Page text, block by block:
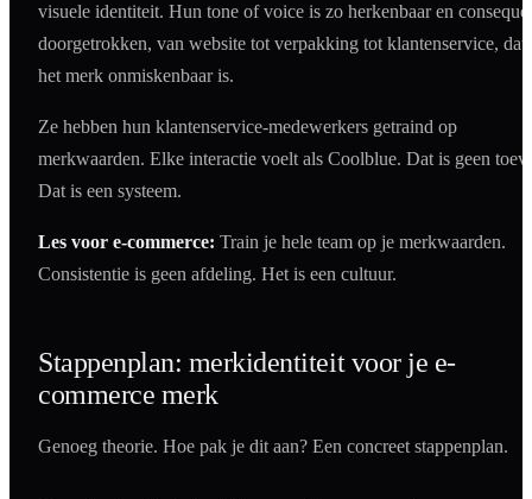
visuele identiteit. Hun tone of voice is zo herkenbaar en
doorgetrokken, van website tot verpakking tot klantenservice, dat
het merk onmiskenbaar is.
Ze hebben hun klantenservice-medewerkers getraind op
merkwaarden. Elke interactie voelt als Coolblue. Dat is geen
Dat is een systeem.
Les voor e-commerce: Train je hele team op je merkwaarden.
Consistentie is geen afdeling. Het is een cultuur.
Stappenplan: merkidentiteit voor je e-
commerce merk
Genoeg theorie. Hoe pak je dit aan? Een concreet stappenplan.